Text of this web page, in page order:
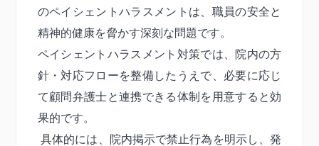
のペイシェントハラスメントは、職員の安全と
精神的健康を脅かす深刻な問題です。
ペイシェントハラスメント対策では、院内の方
針・対応フローを整備したうえで、必要に応じ
て顧問弁護士と連携できる体制を用意すると効
果的です。
具体的には、院内掲示で禁止行為を明示し、発